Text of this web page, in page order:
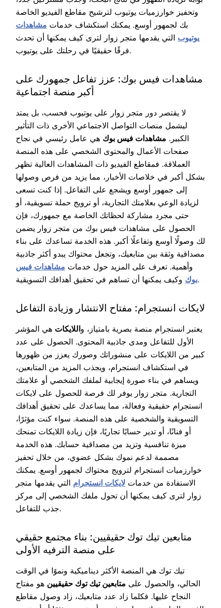
وتحفيز خوارزميات يوتيوب لترشيح مقاطع الفيديو الخاصة
بك لجمهور أوسع. يمكنك استكشاف خدمات مشاهدات
يوتيوب التي يقدمها متجر زوار لترى كيف يمكنها أن تحدث
فرقًا حقيقيًا في رحلتك على يوتيوب.
مشاهدات فيس بوك: عزز تفاعل جمهورك على
أكبر منصة اجتماعية
لا يقتصر دور متجر زوار على يوتيوب فحسب، بل يمتد
ليشمل منصات التواصل الاجتماعي الأخرى ذات التأثير
الكبير. مشاهدات فيس بوك هي عامل رئيسي في نجاح
صفحات الأعمال والمحتوى الشخصي على هذه المنصة
العملاقة. فمقاطع الفيديو ذات المشاهدات العالية تظهر
بشكل أكبر في خلاصات الأخبار، مما يزيد من فرص وصولها
إلى جمهور أوسع ويشجع على التفاعل. إذا كنت تسعى
لزيادة الوعي بعلامتك التجارية، أو ترويج حملة تسويقية، أو
حتى مجرد مشاركة لحظاتك الخاصة مع جمهورك، فإن
الحصول على مشاهدات فيس بوك من متجر زوار يضمن
لك وصولًا أوسع وتفاعلًا أكبر. هذه الخدمة تساعدك على بناء
مصداقية وثقة بين متابعيك، وتجعل محتواك يبدو أكثر جاذبية
وأهمية. تعرف على المزيد حول خدمات مشاهدات فيس
بوكوكيف يمكنها أن تساهم في تحقيق أهدافك التسويقية.
لايكات انستجرام: مفتاح الانتشار وزيادة التفاعل
يعتبر انستجرام منصة بصرية بامتياز، واللايكات هي المؤشر
الأول للتفاعل ومدى جاذبية المحتوى. الحصول على عدد
كبير من اللايكات على منشوراتك وصورك يعزز من ظهورها
في استكشاف انستجرام، ويجذب المزيد من المتابعين،
ويساهم في بناء صورة إيجابية لملفك الشخصي أو علامتك
التجارية. متجر زوار يوفر لك فرصة للحصول على لايكات
انستجرام حقيقية وفعالة، مما يساعدك على تحقيق أهدافك
التسويقية والشخصية على هذه المنصة. سواء كنت مؤثرًا،
أو فنانًا، أو تدير حسابًا تجاريًا، فإن زيادة اللايكات تمنحك
ميزة تنافسية وتزيد من مصداقية حسابك. هذه الخدمة
مصممة لدعم نموك بشكل عضوي، من خلال تحفيز
خوارزميات انستجرام لترويج محتواك لجمهور أوسع. يمكنك
الاستفادة من خدمات لايكات انستجرام التي يقدمها متجر
زوار لترى كيف يمكنها أن تحول ملفك الشخصي إلى مركز
جذب للتفاعل.
متابعين تيك توك حقيقيين: بناء مجتمع حقيقي
على منصة الترفيه الأولى
تيك توك هي المنصة الأكثر ديناميكية ونموًا في الوقت
الحالي، والحصول على متابعين تيك توك حقيقيين هو مفتاح
النجاح عليها. فكلما زاد عدد متابعيك، زاد وصول مقاطع